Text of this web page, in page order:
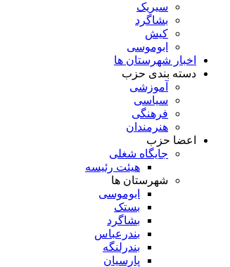
سیریک
بشاگرد
کیش
ابوموسی
اخبار شهرستان ها
دسته بندی حزب
آموزشی
سیاسی
فرهنگی
هنرمندان
اعضا حزب
جایگاه شغلی
هیئت رئیسه
شهرستان ها
ابوموسی
بستک
بشاگرد
بندرعباس
بندرلنگه
پارسیان